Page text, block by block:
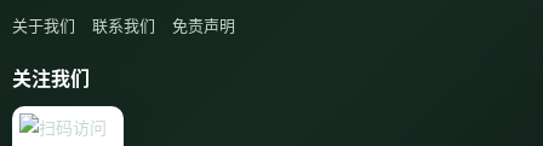
关于我们 联系我们 免责声明
关注我们